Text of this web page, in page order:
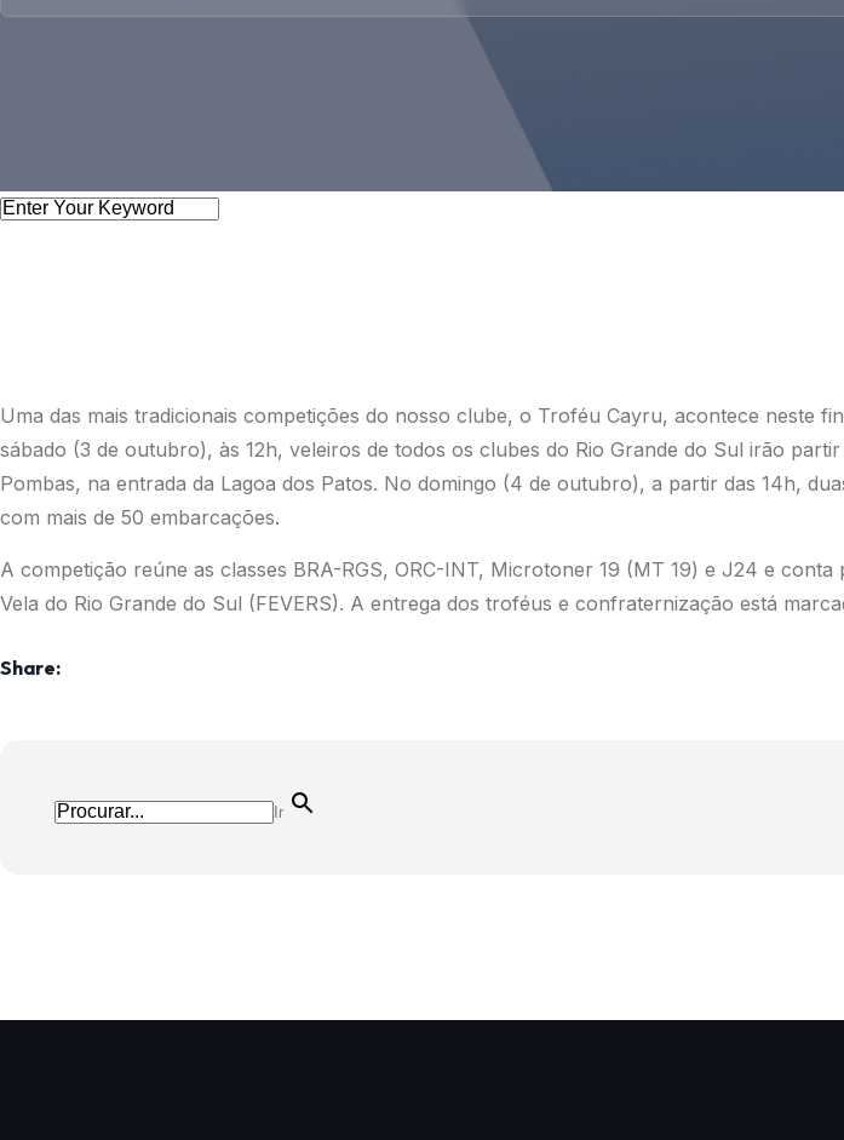
Uma das mais tradicionais competições do nosso clube, o Troféu Cayru, acontece neste
sábado (3 de outubro), às 12h, veleiros de todos os clubes do Rio Grande do Sul irão
Pombas, na entrada da Lagoa dos Patos. No domingo (4 de outubro), a partir das 14h,
com mais de 50 embarcações.
A competição reúne as classes BRA-RGS, ORC-INT, Microtoner 19 (MT 19) e J24 e
Vela do Rio Grande do Sul (FEVERS). A entrega dos troféus e confraternização está
Share:
Ir